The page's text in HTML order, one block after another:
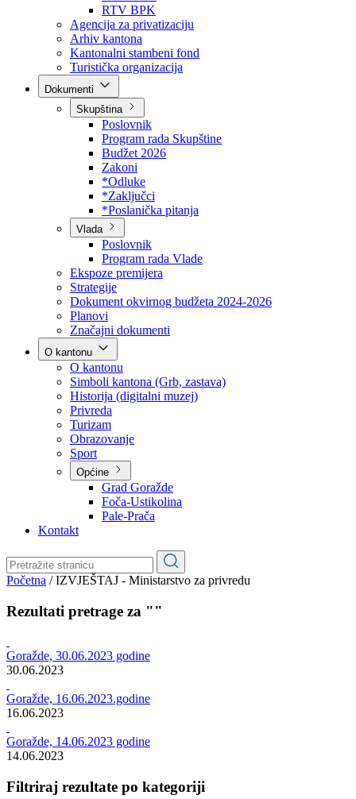
Direkcija za šumarstvo
Javna preduzeća
BPK šume
RTV BPK
Agencija za privatizaciju
Arhiv kantona
Kantonalni stambeni fond
Turistička organizacija
Skupština
Poslovnik
Program rada Skupštine
Budžet 2026
Zakoni
*Odluke
*Zaključci
*Poslanička pitanja
Vlada
Poslovnik
Program rada Vlade
Ekspoze premijera
Strategije
Dokument okvirnog budžeta 2024-2026
Planovi
Značajni dokumenti
O kantonu
O kantonu
Simboli kantona (Grb, zastava)
Historija (digitalni muzej)
Privreda
Turizam
Obrazovanje
Općine
Pale-Prača
Kontakt
IZVJEŠTAJ - Ministarstvo za privredu
Rezultati pretrage za ""